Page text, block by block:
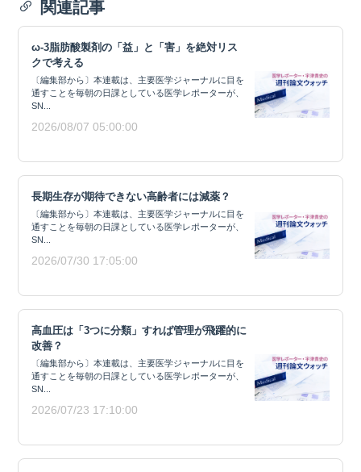
関連記事
ω-3脂肪酸製剤の「益」と「害」を絶対リス
クで考える
〔編集部から〕本連載は、主要医学ジャーナルに目を
通すことを毎朝の日課としている医学レポーターが、
SN...
2026/08/07 05:00:00
長期生存が期待できない高齢者には減薬？
〔編集部から〕本連載は、主要医学ジャーナルに目を
通すことを毎朝の日課としている医学レポーターが、
SN...
2026/07/30 17:05:00
高血圧は「3つに分類」すれば管理が飛躍的に
改善？
〔編集部から〕本連載は、主要医学ジャーナルに目を
通すことを毎朝の日課としている医学レポーターが、
SN...
2026/07/23 17:10:00